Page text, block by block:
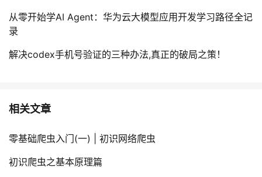
从零开始学AI Agent：华为云大模型应用开发学习路径全记
录
解决codex手机号验证的三种办法,真正的破局之策！
相关文章
零基础爬虫入门(一) | 初识网络爬虫
初识爬虫之基本原理篇